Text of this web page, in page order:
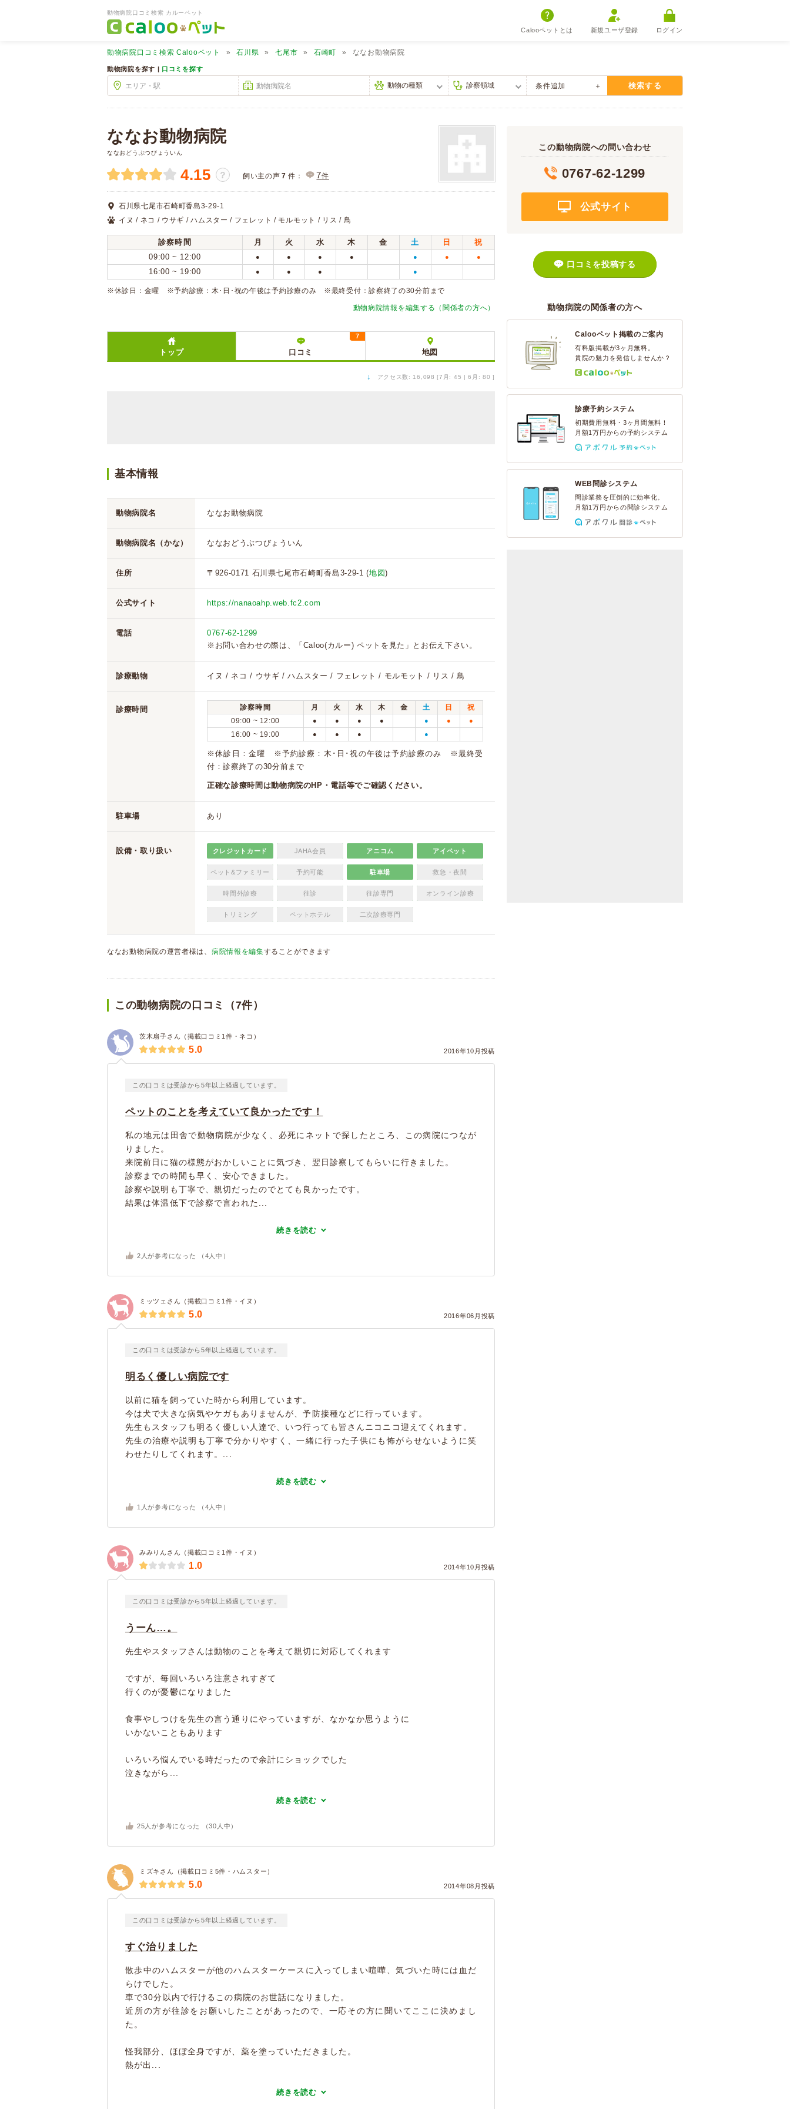
動物病院口コミ検索 カルーペット
Calooペットとは 新規ユーザ登録 ログイン
動物病院口コミ検索 Calooペット 石川県 七尾市 石崎町 ななお動物病院
動物病院を探す | 口コミを探す
条件追加 検索する
ななお動物病院
ななおどうぶつびょういん
4.15 ？ 飼い主の声 7 件： 7件
石川県七尾市石崎町香島3-29-1
イヌ / ネコ / ウサギ / ハムスター / フェレット / モルモット / リス / 鳥
診察時間 月 火 水 木 金 土 日
祝
09:00 ~ 12:00
● ● ● ● ● ● ●
16:00 ~ 19:00 ● ● ● ●
※休診日：金曜 ※予約診療：木･日･祝の午後は予約診療のみ ※最終受付：診察終了の30分前まで
動物病院情報を編集する（関係者の方へ）
トップ 口コミ
7
地図
↓ アクセス数: 16,098 [7月: 45 | 6月: 80 ]
基本情報
動物病院名 ななお動物病院
動物病院名（かな） ななおどうぶつびょういん
住所 〒926-0171 石川県七尾市石崎町香島3-29-1 (地図)
公式サイト https://nanaoahp.web.fc2.com
電話
0767-62-1299
※お問い合わせの際は、「Caloo(カルー) ペットを見た」とお伝え下さい。
診療動物 イヌ / ネコ / ウサギ / ハムスター / フェレット / モルモット / リス / 鳥
診療時間 診察時間 月 火 水 木 金 土 日
祝
09:00 ~ 12:00
● ● ● ● ● ● ●
16:00 ~ 19:00 ● ● ● ●
※休診日：金曜 ※予約診療：木･日･祝の午後は予約診療のみ ※最終受
付：診察終了の30分前まで
正確な診療時間は動物病院のHP・電話等でご確認ください。
駐車場 あり
設備・取り扱い クレジットカード JAHA会員 アニコム アイペット
ペット&ファミリー 予約可能 駐車場 救急・夜間
時間外診療 往診 往診専門 オンライン診療
トリミング ペットホテル 二次診療専門
ななお動物病院の運営者様は、 病院情報を編集することができます
この動物病院の口コミ（7件）
茨木扇子さん（掲載口コミ1件・ネコ）
2016年10月投稿
5.0
この口コミは受診から5年以上経過しています。
ペットのことを考えていて良かったです！
私の地元は田舎で動物病院が少なく、必死にネットで探したところ、この病院につなが
りました。
来院前日に猫の様態がおかしいことに気づき、翌日診察してもらいに行きました。
診察までの時間も早く、安心できました。
診察や説明も丁寧で、親切だったのでとても良かったです。
結果は体温低下で診察で言われた...
続きを読む
2 人が参考になった （ 4 人中）
ミッツェさん（掲載口コミ1件・イヌ）
2016年06月投稿
5.0
この口コミは受診から5年以上経過しています。
明るく優しい病院です
以前に猫を飼っていた時から利用しています。
今は犬で大きな病気やケガもありませんが、予防接種などに行っています。
先生もスタッフも明るく優しい人達で、いつ行っても皆さんニコニコ迎えてくれます。
先生の治療や説明も丁寧で分かりやすく、一緒に行った子供にも怖がらせないように笑
わせたりしてくれます。...
続きを読む
1 人が参考になった （ 4 人中）
みみりんさん（掲載口コミ1件・イヌ）
2014年10月投稿
1.0
この口コミは受診から5年以上経過しています。
うーん…。
先生やスタッフさんは動物のことを考えて親切に対応してくれます
ですが、毎回いろいろ注意されすぎて
行くのが憂鬱になりました
食事やしつけを先生の言う通りにやっていますが、なかなか思うように
いかないこともあります
いろいろ悩んでいる時だったので余計にショックでした
泣きながら...
続きを読む
25 人が参考になった （30 人中）
ミズキさん（掲載口コミ5件・ハムスター）
2014年08月投稿
5.0
この口コミは受診から5年以上経過しています。
すぐ治りました
散歩中のハムスターが他のハムスターケースに入ってしまい喧嘩、気づいた時には血だ
らけでした。
車で30分以内で行けるこの病院のお世話になりました。
近所の方が往診をお願いしたことがあったので、一応その方に聞いてここに決めまし
た。
怪我部分、ほぼ全身ですが、薬を塗っていただきました。
熱が出...
続きを読む
この動物病院への問い合わせ
0767-62-1299
公式サイト
口コミを投稿する
動物病院の関係者の方へ
Calooペット掲載のご案内
有料版掲載が3ヶ月無料。
貴院の魅力を発信しませんか？
診療予約システム
初期費用無料・3ヶ月間無料！
月額1万円からの予約システム
WEB問診システム
問診業務を圧倒的に効率化。
月額1万円からの問診システム